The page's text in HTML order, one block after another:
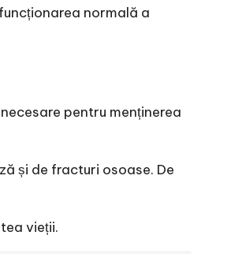
normală a
pentru menținerea
și de fracturi osoase. De
vieții.